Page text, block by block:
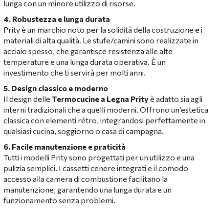
lunga con un minore utilizzo di risorse.
4. Robustezza e lunga durata
Prity è un marchio noto per la solidità della costruzione e i
materiali di alta qualità. Le stufe/camini sono realizzate in
acciaio spesso, che garantisce resistenza alle alte
temperature e una lunga durata operativa. È un
investimento che ti servirà per molti anni.
5. Design classico e moderno
Il design delle Termocucine a Legna Prityè adatto sia agli
interni tradizionali che a quelli moderni. Offrono un’estetica
classica con elementi rétro, integrandosi perfettamente in
qualsiasi cucina, soggiorno o casa di campagna.
6. Facile manutenzione e praticità
Tutti i modelli Prity sono progettati per un utilizzo e una
pulizia semplici. I cassetti cenere integrati e il comodo
accesso alla camera di combustione facilitano la
manutenzione, garantendo una lunga durata e un
funzionamento senza problemi.